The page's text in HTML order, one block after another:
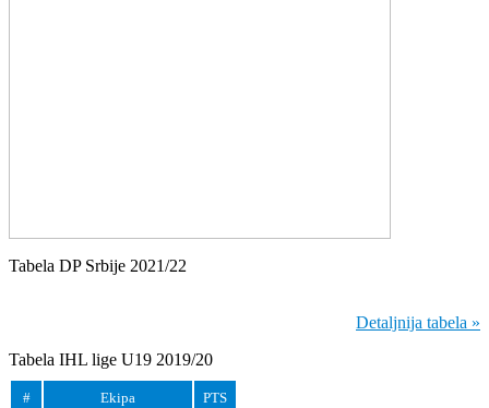
Tabela DP Srbije 2021/22
Detaljnija tabela »
Tabela IHL lige U19 2019/20
# Ekipa PTS